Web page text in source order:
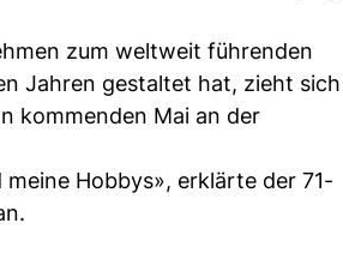
zum weltweit führenden
Jahren gestaltet hat, zieht
kommenden Mai an der
Hobbys», erklärte der 71-